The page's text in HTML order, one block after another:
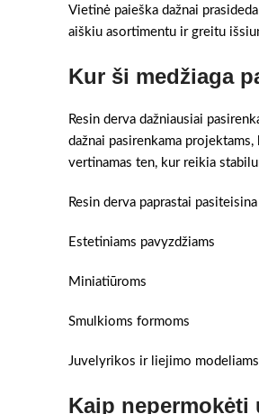
Vietinė paieška dažnai
aiškiu asortimentu ir greitu
Kur ši medžiaga
Resin derva dažniausiai
dažnai pasirenkama
vertinamas ten, kur reikia
Resin derva paprastai
Estetiniams pavyzdžiams
Miniatiūroms
Smulkioms formoms
Juvelyrikos ir liejimo modeliams
Kaip nepermokėti